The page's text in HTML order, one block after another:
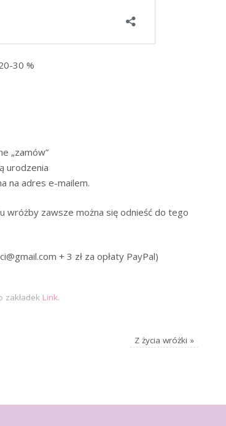
30 %
„zamów”
urodzenia
na adres e-mailem.
wróżby zawsze można się odnieść do tego
+ 3 zł za opłaty PayPal)
zakładek Link.
Z życia wróżki »